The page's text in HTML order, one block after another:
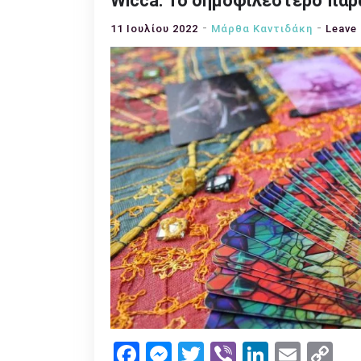
11 Ιουλίου 2022 Μάρθα Καντιδάκη Leave
Facebook
Messenger
Twitter
ViberLinkedIn
Email